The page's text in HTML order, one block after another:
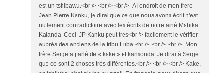
est un tshibawu.<br /> <br /> <br /> A l'endroit de mon frère
Jean Pierre Kanku, je dirai que ce que nous avons écrit n'est
nullement contradictoire avec les écrits de notre ainé Mabika
Kalanda. Ceci, JP Kanku peut très<br /> facilement le vérifier
auprès des anciens de la tribu Luba.<br /> <br /> <br /> Mon
frère Serge a parlé de « kake » et kansonda. Je dirai à Serge
que ce sont 2 choses très différentes.<br /> <br /> <br /> Kake,